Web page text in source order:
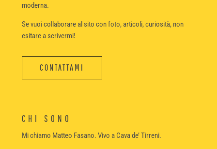
moderna.
Se vuoi collaborare al sito con foto, articoli, curiosità, non
esitare a scrivermi!
CONTATTAMI
CHI SONO
Mi chiamo Matteo Fasano. Vivo a Cava de’ Tirreni.